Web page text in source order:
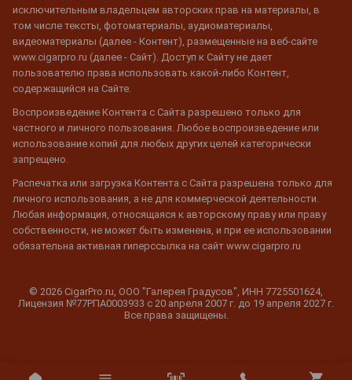
исключительным владельцем авторских прав на материалы, в
том числе тексты, фотоматериалы, аудиоматериалы,
видеоматериалы (далее - Контент), размещенные на веб-сайте
www.cigarpro.ru (далее - Сайт). Доступ к Сайту не дает
пользователю права использовать какой-либо Контент,
содержащийся на Сайте.
Воспроизведение Контента с Сайта разрешено только для
частного и личного пользования. Любое воспроизведение или
использование копий для любых других целей категорически
запрещено.
Распечатка или загрузка Контента с Сайта разрешена только для
личного использования, а не для коммерческой деятельности.
Любая информация, относящаяся к авторскому праву или праву
собственности, не может быть изменена, и при ее использовании
обязательна активная гиперссылка на сайт www.cigarpro.ru
© 2026 CigarPro.ru, ООО "Галерея Градусов", ИНН 7725501624,
Лицензия №77РПА0003933 c 20 апреля 2007 г. до 19 апреля 2027 г.
Все права защищены.